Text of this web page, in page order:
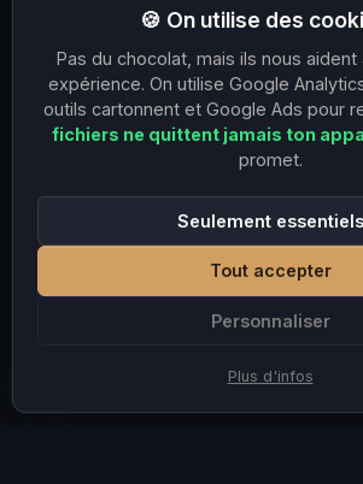
🍪 On utilise des
Pas du chocolat, mais ils nous aident
expérience. On utilise Google
outils cartonnent et Google Ads pour
fichiers ne quittent jamais ton
promet.
Personnaliser
Seulement essentiels
Tout accepter
Plus d'infos